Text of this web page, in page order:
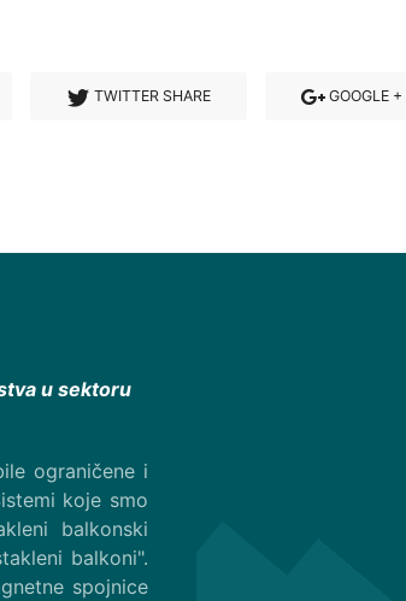
TWITTER SHARE GOOGLE +
u sektoru
ograničene i
koje smo
balkonski
balkoni".
spojnice